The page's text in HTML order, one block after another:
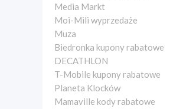
Media Markt
Moi-Mili wyprzedaże
Muza
Biedronka kupony rabatowe
DECATHLON
T-Mobile kupony rabatowe
Planeta Klocków
Mamaville kody rabatowe